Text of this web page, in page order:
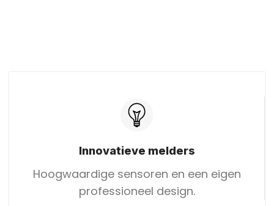
Innovatieve melders
Hoogwaardige sensoren en een eigen
professioneel design.